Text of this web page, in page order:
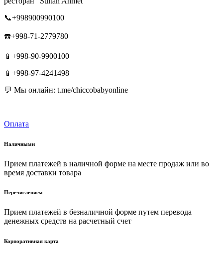
📞+998900990100
☎️+998-71-2779780
📱+998-90-9900100
📱+998-97-4241498
💬 Мы онлайн: t.me/chiccobabyonline
Оплата
Наличными
Прием платежей в наличной форме на месте продаж или во
время доставки товара
Перечислением
Прием платежей в безналичной форме путем перевода
денежных средств на расчетный счет
Корпоративная карта